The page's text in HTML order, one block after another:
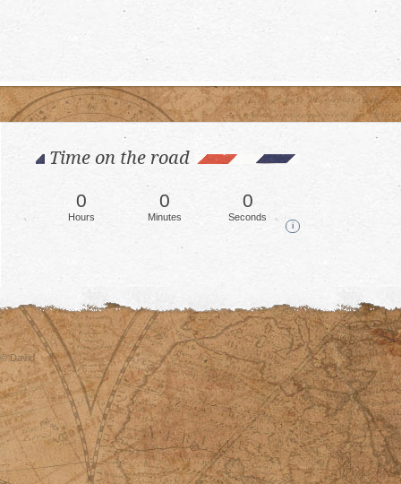
Time on the road
0
Hours
0
Minutes
0
Seconds
i
© David